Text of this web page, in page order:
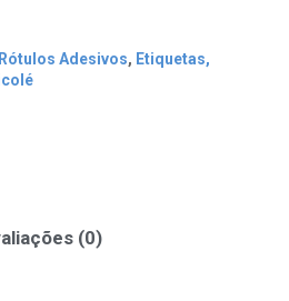
Adesivos, Etiquetas,
(0)